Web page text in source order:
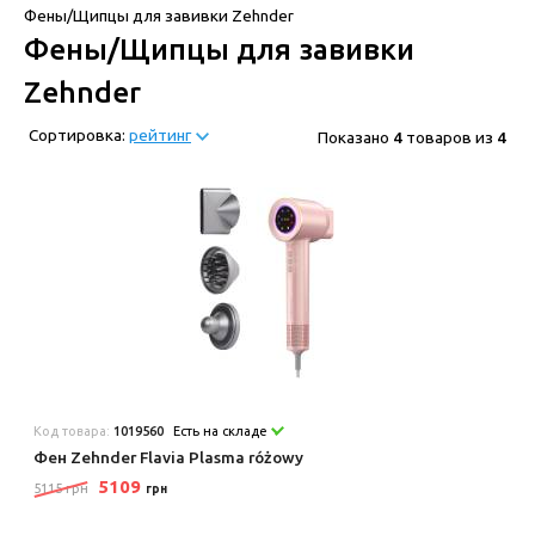
Фены/Щипцы для завивки Zehnder
Фены/Щипцы для завивки
Zehnder
Сортировка: рейтинг Показано 4 товаров из 4
Код товара: 1019560 Есть на складе
Фен Zehnder Flavia Plasma różowy
5115 грн 5109 грн